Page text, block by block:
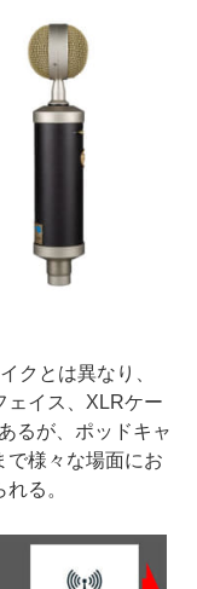
クとは異なり、
ェイス、XLRケー
るが、ポッドキャ
で様々な場面にお
る。